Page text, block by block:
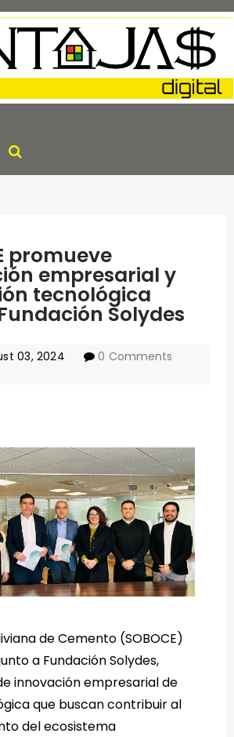
promueve
empresarial y
tecnológica
Solydes
03, 2024 0 Comments
de Cemento (SOBOCE)
a Fundación Solydes,
innovación empresarial de
que buscan contribuir al
del ecosistema